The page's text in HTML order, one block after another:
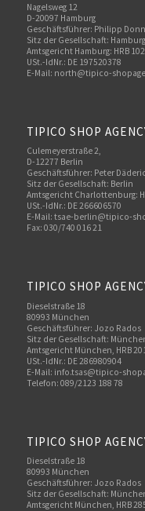
Nagelsweg 12
D-20097 Hamburg
Geschäftsführer: Philipp
Sitz der Gesellschaft: Hamburg
Amtsgericht Hamburg: HRB
USt.-IdNr.: DE 197520378
E-Mail: north@tipico-
TIPICO SHOP
Culemeyerstraße 2,
D-12277 Berlin
Geschäftsführer: Peter
Sitz der Gesellschaft: Berlin
Amtsgericht Charlottenburg:
USt.-IdNr.: DE 266606570
E-Mail: tsae-berlin@tipico-
Fax: 030/740 016 21
TIPICO SHOP
Dieselstraße 18
80993 München
Geschäftsführer: Jozo Rados
Sitz der Gesellschaft:
Amtsgericht München, HRB
USt.-IdNr.: DE 286980904
E-Mail: info.tsas@tipico-
Telefon: 089/2123 188 78
TIPICO SHOP
Dieselstraße 18
80993 München
Geschäftsführer: Jozo Rados
Sitz der Gesellschaft:
Amtsgericht München, HRB